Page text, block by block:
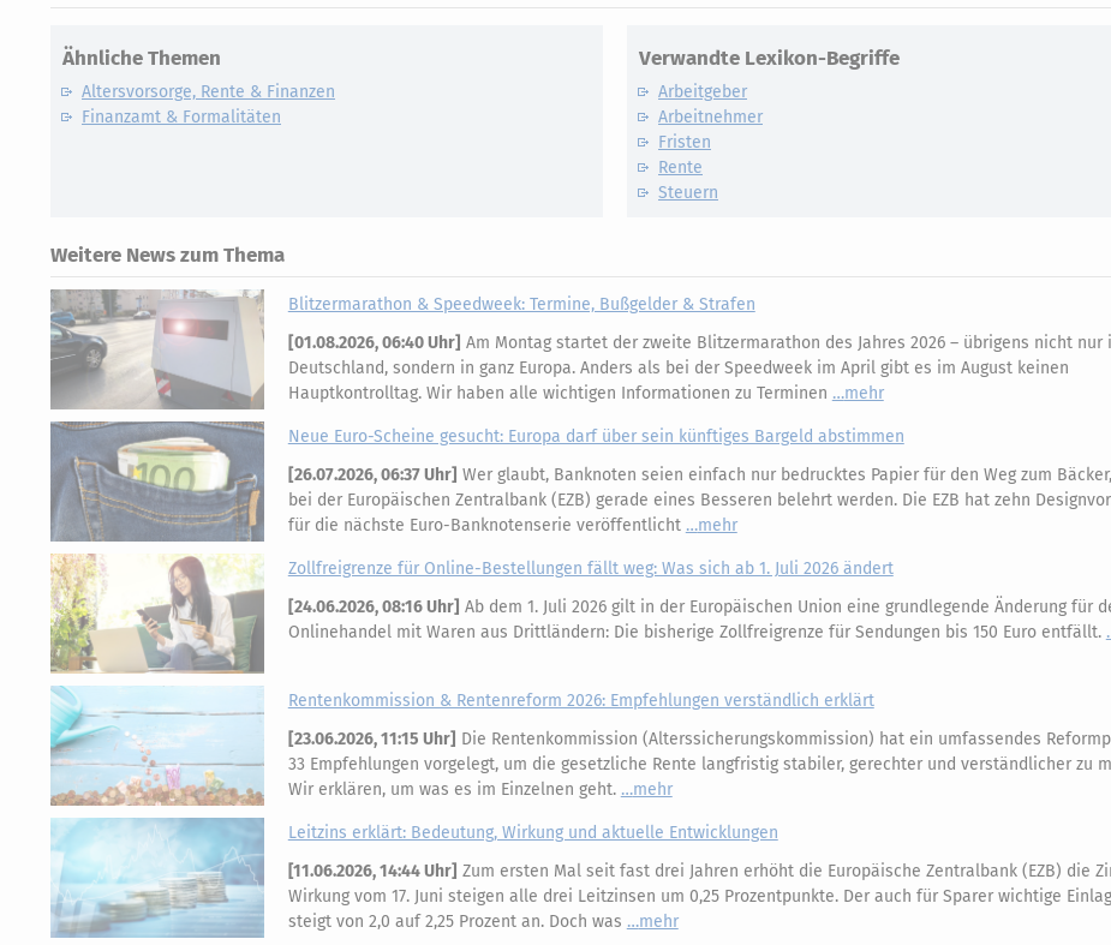
Ähnliche Themen
Altersvorsorge, Rente & Finanzen
Finanzamt & Formalitäten
Verwandte Lexikon-Begriffe
Arbeitgeber
Arbeitnehmer
Fristen
Rente
Steuern
Weitere News zum Thema
Blitzermarathon & Speedweek: Termine, Bußgelder & Strafen
[01.08.2026, 06:40 Uhr] Am Montag startet der zweite Blitzermarathon des Jahres 2026 – übrigens nicht nur
Deutschland, sondern in ganz Europa. Anders als bei der Speedweek im April gibt es im August keinen
Hauptkontrolltag. Wir haben alle wichtigen Informationen zu Terminen
mehr
Neue Euro-Scheine gesucht: Europa darf über sein künftiges Bargeld abstimmen
[26.07.2026, 06:37 Uhr] Wer glaubt, Banknoten seien einfach nur bedrucktes Papier für den Weg zum
bei der Europäischen Zentralbank (EZB) gerade eines Besseren belehrt werden. Die EZB hat zehn
für die nächste Euro-Banknotenserie veröffentlicht
mehr
Zollfreigrenze für Online-Bestellungen fällt weg: Was sich ab 1. Juli 2026 ändert
[24.06.2026, 08:16 Uhr] Ab dem 1. Juli 2026 gilt in der Europäischen Union eine grundlegende Änderung für
Onlinehandel mit Waren aus Drittländern: Die bisherige Zollfreigrenze für Sendungen bis 150 Euro entfällt.
Rentenkommission & Rentenreform 2026: Empfehlungen verständlich erklärt
[23.06.2026, 11:15 Uhr] Die Rentenkommission (Alterssicherungskommission) hat ein umfassendes
33 Empfehlungen vorgelegt, um die gesetzliche Rente langfristig stabiler, gerechter und verständlicher zu
Wir erklären, um was es im Einzelnen geht.
mehr
Leitzins erklärt: Bedeutung, Wirkung und aktuelle Entwicklungen
[11.06.2026, 14:44 Uhr] Zum ersten Mal seit fast drei Jahren erhöht die Europäische Zentralbank (EZB) die
Wirkung vom 17. Juni steigen alle drei Leitzinsen um 0,25 Prozentpunkte. Der auch für Sparer wichtige
steigt von 2,0 auf 2,25 Prozent an. Doch was
mehr